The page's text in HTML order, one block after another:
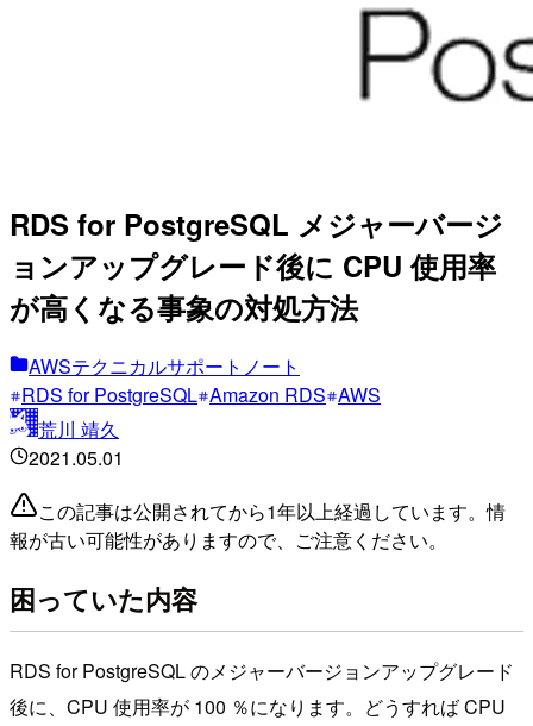
RDS for PostgreSQL メジャーバージ
ョンアップグレード後に CPU 使用率
が高くなる事象の対処方法
AWSテクニカルサポートノート
RDS for PostgreSQL Amazon RDS AWS
荒川 靖久
2021.05.01
この記事は公開されてから1年以上経過しています。情
報が古い可能性がありますので、ご注意ください。
困っていた内容
RDS for PostgreSQL のメジャーバージョンアップグレード
後に、CPU 使用率が 100 ％になります。どうすれば CPU